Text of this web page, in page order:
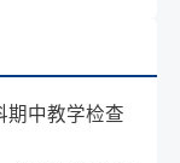
期中教学检查